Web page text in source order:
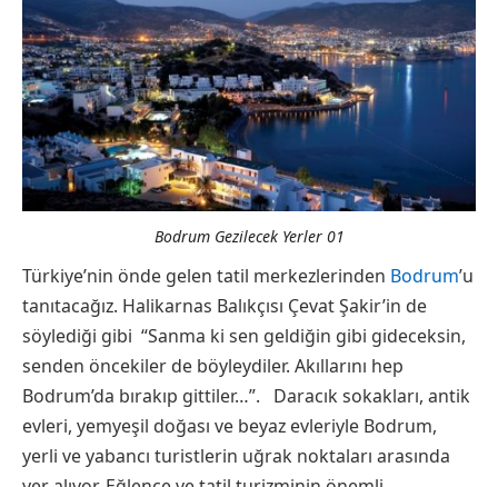
Bodrum Gezilecek Yerler 01
Türkiye’nin önde gelen tatil merkezlerinden Bodrum’u
tanıtacağız. Halikarnas Balıkçısı Çevat Şakir’in de
söylediği gibi “Sanma ki sen geldiğin gibi gideceksin,
senden öncekiler de böyleydiler. Akıllarını hep
Bodrum’da bırakıp gittiler…”. Daracık sokakları, antik
evleri, yemyeşil doğası ve beyaz evleriyle Bodrum,
yerli ve yabancı turistlerin uğrak noktaları arasında